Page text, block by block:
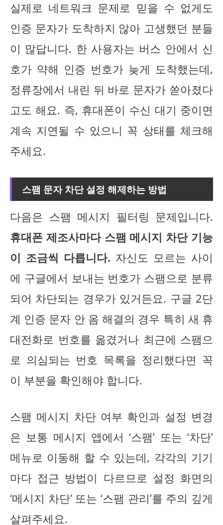
실제로 네트워크 문제로 믿을 수 없게도
인증 문자가 도착하지 않아 고생했던 분들
이 많답니다. 한 사용자는 버스 안에서 신
호가 약해 인증 번호가 늦게 도착했는데,
정류장에서 내린 뒤 바로 문자가 쏟아졌다
고도 해요. 즉, 휴대폰이 수신 대기 중이면
계속 지연될 수 있으니 꼭 상태를 체크해
주세요.
스팸 문자 차단 설정 해제하는 방법
다음은 스팸 메시지 필터링 문제입니다.
휴대폰 제조사마다 스팸 메시지 차단 기능
이 조금씩 다릅니다. 자신도 모르는 사이
에 구글에서 보내는 번호가 스팸으로 분류
되어 차단되는 경우가 있거든요. 구글 2단
계 인증 문자 안 옴 해결의 경우 특히 새 휴
대전화로 번호를 옮겼거나 최근에 스팸으
로 의심되는 번호 목록을 정리했다면 꼭
이 부분을 확인해야 합니다.
스팸 메시지 차단 여부 확인과 설정 변경
은 보통 메시지 앱에서 ‘스팸’ 또는 ‘차단’
메뉴로 이동해 할 수 있는데, 각각의 기기
마다 접근 방법이 다르므로 설정 화면의
‘메시지 차단’ 또는 ‘스팸 관리’를 주의 깊게
살펴주세요.